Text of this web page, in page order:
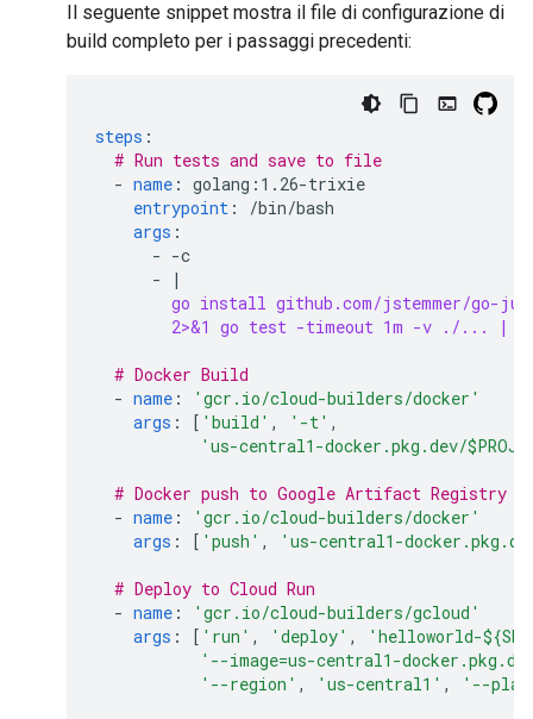
Il seguente snippet mostra il file di configurazione di
build completo per i passaggi precedenti:
steps :
# Run tests and save to file
- name : golang:1.26-trixie
entrypoint :
/bin/bash
args :
- -c
-
|
go install github.com/jstemmer/go-
2>&1 go test -timeout 1m -v ./... | /
# Docker Build
- name :
'gcr.io/cloud-builders/docker'
args : [ 'build' , '-t' ,
'us-central1-docker.pkg.dev/
# Docker push to Google Artifact Registry
- name :
'gcr.io/cloud-builders/docker'
args : [ 'push' , 'us-central1-docker.pkg.dev/
# Deploy to Cloud Run
- name :
'gcr.io/cloud-builders/gcloud'
args : [ 'run' , 'deploy' ,
'helloworld-
'--image=us-central1-docker.pkg.dev/
'--region' , 'us-central1' , '--